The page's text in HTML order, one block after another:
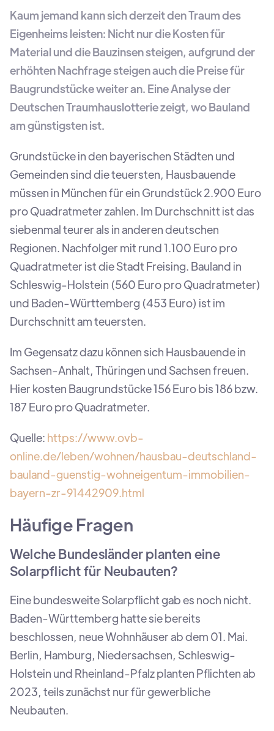
Kaum jemand kann sich derzeit den Traum des
Eigenheims leisten: Nicht nur die Kosten für
Material und die Bauzinsen steigen, aufgrund der
erhöhten Nachfrage steigen auch die Preise für
Baugrundstücke weiter an. Eine Analyse der
Deutschen Traumhauslotterie zeigt, wo Bauland
am günstigsten ist.
Grundstücke in den bayerischen Städten und
Gemeinden sind die teuersten, Hausbauende
müssen in München für ein Grundstück 2.900 Euro
pro Quadratmeter zahlen. Im Durchschnitt ist das
siebenmal teurer als in anderen deutschen
Regionen. Nachfolger mit rund 1.100 Euro pro
Quadratmeter ist die Stadt Freising. Bauland in
Schleswig-Holstein (560 Euro pro Quadratmeter)
und Baden-Württemberg (453 Euro) ist im
Durchschnitt am teuersten.
Im Gegensatz dazu können sich Hausbauende in
Sachsen-Anhalt, Thüringen und Sachsen freuen.
Hier kosten Baugrundstücke 156 Euro bis 186 bzw.
187 Euro pro Quadratmeter.
Quelle: https://www.ovb-
online.de/leben/wohnen/hausbau-deutschland-
bauland-guenstig-wohneigentum-immobilien-
bayern-zr-91442909.html
Häufige Fragen
Welche Bundesländer planten eine
Solarpflicht für Neubauten?
Eine bundesweite Solarpflicht gab es noch nicht.
Baden-Württemberg hatte sie bereits
beschlossen, neue Wohnhäuser ab dem 01. Mai.
Berlin, Hamburg, Niedersachsen, Schleswig-
Holstein und Rheinland-Pfalz planten Pflichten ab
2023, teils zunächst nur für gewerbliche
Neubauten.